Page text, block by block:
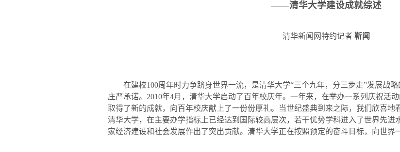
——清华大学建设成就综述
清华新闻网特约记者 靳闻
在建校100周年时力争跻身世界一流，是清华大学“三个九年，分三步走”发展战
庄严承诺。 2010年4月，清华大学启动了百年校庆年。一年来，在举办一系列庆祝活
取得了新的成就，向百年校庆献上了一份份厚礼。当世纪盛典到来之际，我们欣喜地
清华大学，在主要办学指标上已经达到国际较高层次，若干优势学科进入了世界先进
家经济建设和社会发展作出了突出贡献。清华大学正在按照预定的奋斗目标，向世界